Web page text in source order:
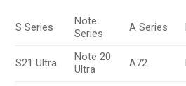
S Series
Note
Series
A Series
S21 Ultra
Note 20
Ultra
A72